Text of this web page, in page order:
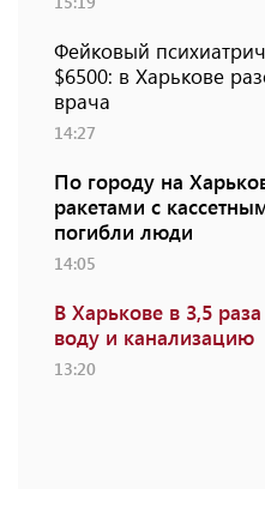
Фейковый
$6500: в Харькове
врача
14:27
По городу на
ракетами с
погибли люди
14:05
В Харькове в 3,5
воду и канализацию
13:20